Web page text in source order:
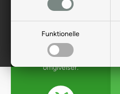
Funktionelle
Gratis fremvisning
hos dig
Vi kommer hjem til dig –
afprøv i trygge, kendte
omgivelser.